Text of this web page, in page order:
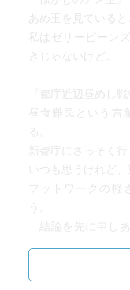
あめ玉を見ている
私はゼリービーン
きじゃないけど。
『都庁近辺昼めし戦
昼食難民という言
る。
新都庁にさっそく
いつも思うけれど
フットワークの軽
う。
「結論を先に申し
『トーストの幸せ』